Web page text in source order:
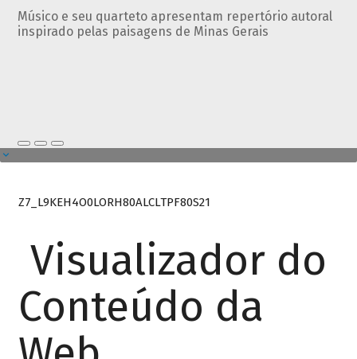
Músico e seu quarteto apresentam repertório autoral
inspirado pelas paisagens de Minas Gerais
Z7_L9KEH4O0LORH80ALCLTPF80S21
Visualizador do
Conteúdo da